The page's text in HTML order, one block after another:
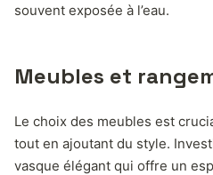
souvent exposée à l’eau.
Meubles et
Le choix des meubles est
tout en ajoutant du style.
vasque élégant qui offre un